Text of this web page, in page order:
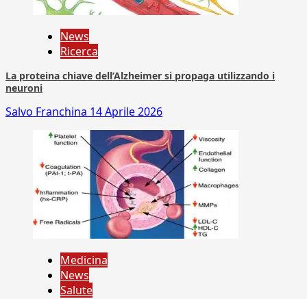
News
Ricerca
La proteina chiave dell’Alzheimer si propaga utilizzando i
neuroni
Salvo Franchina 14 Aprile 2026
Medicina
News
Salute